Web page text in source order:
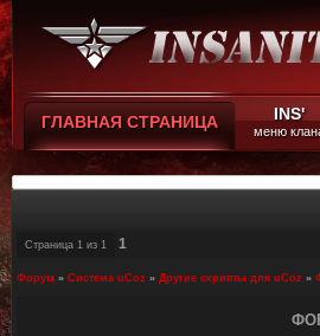
ГЛАВНАЯ СТРАНИЦА INS'
меню
Страница 1 из 1 1
Форум » Система uCoz » Другие скрипты для uCoz »